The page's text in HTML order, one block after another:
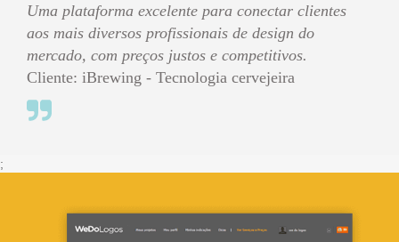
Uma plataforma excelente para conectar clientes
aos mais diversos profissionais de design do
mercado, com preços justos e competitivos.
Cliente: iBrewing - Tecnologia cervejeira
;